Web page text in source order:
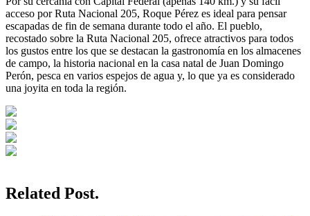
acceso por Ruta Nacional 205, Roque Pérez es ideal para pensar
escapadas de fin de semana durante todo el año. El pueblo,
recostado sobre la Ruta Nacional 205, ofrece atractivos para todos
los gustos entre los que se destacan la gastronomía en los almacenes
de campo, la historia nacional en la casa natal de Juan Domingo
Perón, pesca en varios espejos de agua y, lo que ya es considerado
una joyita en toda la región.
Related Post.